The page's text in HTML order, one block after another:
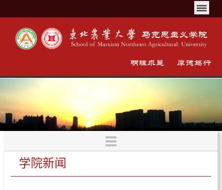
学院新闻